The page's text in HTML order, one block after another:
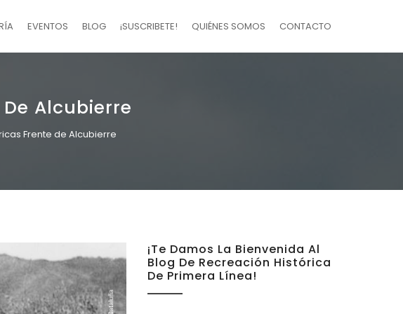
EVENTOS BLOG ¡SUSCRIBETE! QUIÉNES SOMOS CONTACTO
Alcubierre
Frente de Alcubierre
¡Te Damos La Bienvenida Al
Blog De Recreación Histórica
De Primera Línea!